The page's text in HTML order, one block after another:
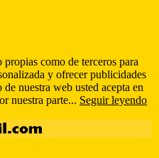
como de terceros para
y ofrecer publicidades
nuestra web usted acepta en
nuestra parte... Seguir leyendo